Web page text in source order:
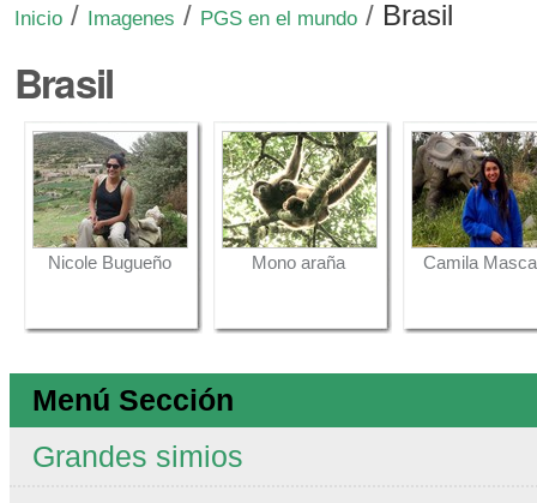
Inicio / Imagenes / PGS en el mundo / Brasil
Brasil
Nicole Bugueño Mono araña Camila
Menú Sección
Grandes simios